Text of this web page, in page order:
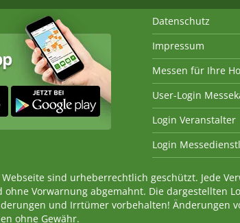
Datenschutz
Impressum
Messen für Ihre
User-Login
Login Veranstalter
Login
sind urheberrechtlich geschützt. Jede
Vorwarnung abgemahnt. Die dargestellten
und Irrtümer vorbehalten! Änderungen
ohne Gewähr.